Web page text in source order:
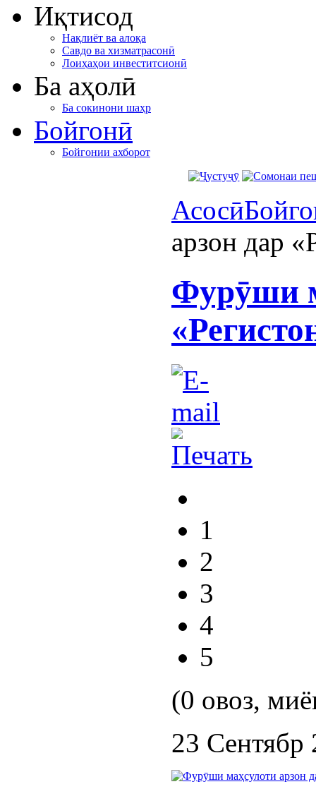
Иқтисод
Нақлиёт ва алоқа
Савдо ва хизматрасонӣ
Лоиҳаҳои инвеститсионӣ
Ба аҳолӣ
Ба сокинони шаҳр
Бойгонӣ
Бойгонии ахборот
Асосӣ
арзон дар
Фурӯши
1
2
3
4
5
(0 овоз,
23 Сентябр